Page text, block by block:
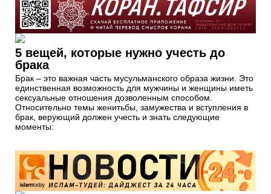
5 вещей, которые нужно учесть до
брака
Брак – это важная часть мусульманского образа жизни. Это
единственная возможность для мужчины и женщины иметь
сексуальные отношения дозволенным способом.
Относительно темы женитьбы, замужества и вступления в
брак, верующий должен учесть и знать следующие
моменты: